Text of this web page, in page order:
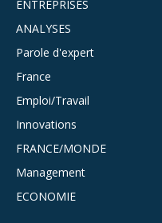
ENTREPRISES
ANALYSES
Parole d'expert
France
Emploi/Travail
Innovations
FRANCE/MONDE
Management
ECONOMIE